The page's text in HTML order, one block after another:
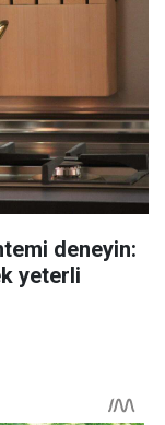
deneyin:
yeterli